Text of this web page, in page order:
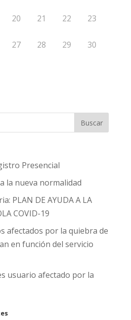
20 21 22 23
27 28 29 30
Presencial
la nueva normalidad
PLAN DE AYUDA A LA
COVID-19
afectados por la quiebra de
en función del servicio
usuario afectado por la